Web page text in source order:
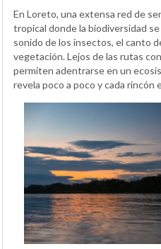
En Loreto, una extensa red de
tropical donde la biodiversidad
sonido de los insectos, el canto
vegetación. Lejos de las rutas
permiten adentrarse en un
revela poco a poco y cada rincón